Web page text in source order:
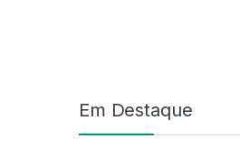
Marca de Carrosel
Em Destaque